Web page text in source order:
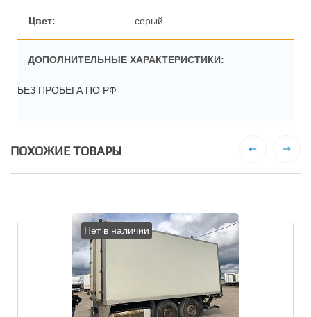
серый
ДОПОЛНИТЕЛЬНЫЕ ХАРАКТЕРИСТИКИ:
БЕЗ ПРОБЕГА ПО РФ
ПОХОЖИЕ ТОВАРЫ
Нет в наличии